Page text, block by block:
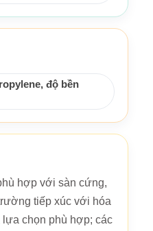
độ bền
hợp với sàn cứng,
tiếp xúc với hóa
lựa chọn phù hợp; các